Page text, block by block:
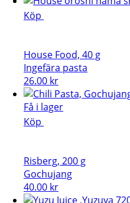
Köp
House Food, 40 g
Ingefära pasta
26.00 kr
Få i lager
Köp
Risberg, 200 g
Gochujang
40.00 kr